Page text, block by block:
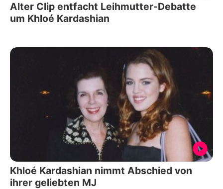
Alter Clip entfacht Leihmutter-Debatte
um Khloé Kardashian
Khloé Kardashian nimmt Abschied von
ihrer geliebten MJ